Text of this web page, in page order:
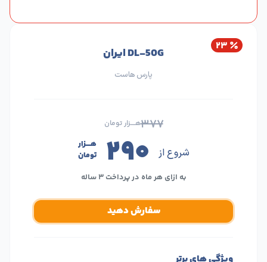
۲۳ DL-50G ایران
پارس هاست
۳۷۷هــــزار تومان
شروع از ۲۹۰
هــــزار
تومان
به ازای هر ماه در پرداخت ۳ ساله
سفارش دهید